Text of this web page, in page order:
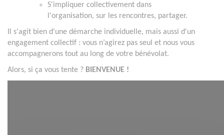
S'impliquer collectivement dans
l'organisation, sur les rencontres, partager.
Il s'agit bien d'une démarche individuelle, mais aussi d'un
engagement collectif : vous n’agirez pas seul et nous vous
accompagnerons tout au long de votre bénévolat.
Alors, si ça vous tente ? BIENVENUE !